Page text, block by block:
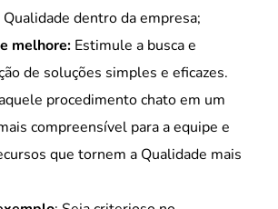
dentro da empresa;
melhore: Estimule a busca e
de soluções simples e eficazes.
procedimento chato em um
compreensível para a equipe e
que tornem a Qualidade mais